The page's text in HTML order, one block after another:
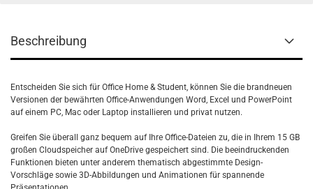
Beschreibung
Entscheiden Sie sich für Office Home & Student, können Sie die brandneuen
Versionen der bewährten Office-Anwendungen Word, Excel und PowerPoint
auf einem PC, Mac oder Laptop installieren und privat nutzen.
Greifen Sie überall ganz bequem auf Ihre Office-Dateien zu, die in Ihrem 15 GB
großen Cloudspeicher auf OneDrive gespeichert sind. Die beeindruckenden
Funktionen bieten unter anderem thematisch abgestimmte Design-
Vorschläge sowie 3D-Abbildungen und Animationen für spannende